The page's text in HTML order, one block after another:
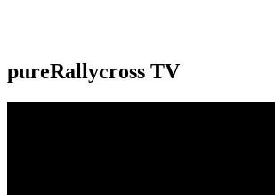
pureRallycross TV